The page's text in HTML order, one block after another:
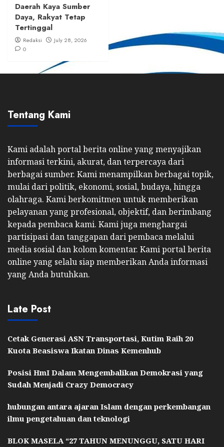
Daerah Kaya Sumber
Daya, Rakyat Tetap
Tertinggal
Redaksi
July 28, 2026
0
Tentang Kami
Kami adalah portal berita online yang menyajikan
informasi terkini, akurat, dan terpercaya dari
berbagai sumber. Kami menampilkan berbagai topik,
mulai dari politik, ekonomi, sosial, budaya, hingga
olahraga. Kami berkomitmen untuk memberikan
pelayanan yang profesional, objektif, dan berimbang
kepada pembaca kami. Kami juga menghargai
partisipasi dan tanggapan dari pembaca melalui
media sosial dan kolom komentar. Kami portal berita
online yang selalu siap memberikan Anda informasi
yang Anda butuhkan.
Late Post
Cetak Generasi ASN Transportasi, Kutim Raih 20
Kuota Beasiswa Ikatan Dinas Kemenhub
Posisi HmI Dalam Mengembalikan Demokrasi yang
Sudah Menjadi Crazy Democracy
hubungan antara ajaran Islam dengan perkembangan
ilmu pengetahuan dan teknologi
BLOK MASELA “27 TAHUN MENUNGGU, SATU HARI